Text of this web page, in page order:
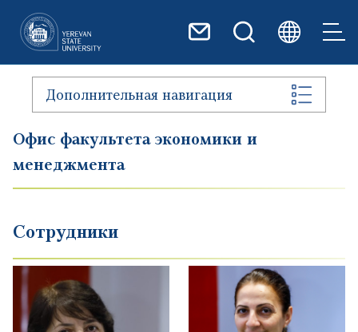
Дополнительная навигация
Офис факультета экономики и
менеджмента
Сотрудники